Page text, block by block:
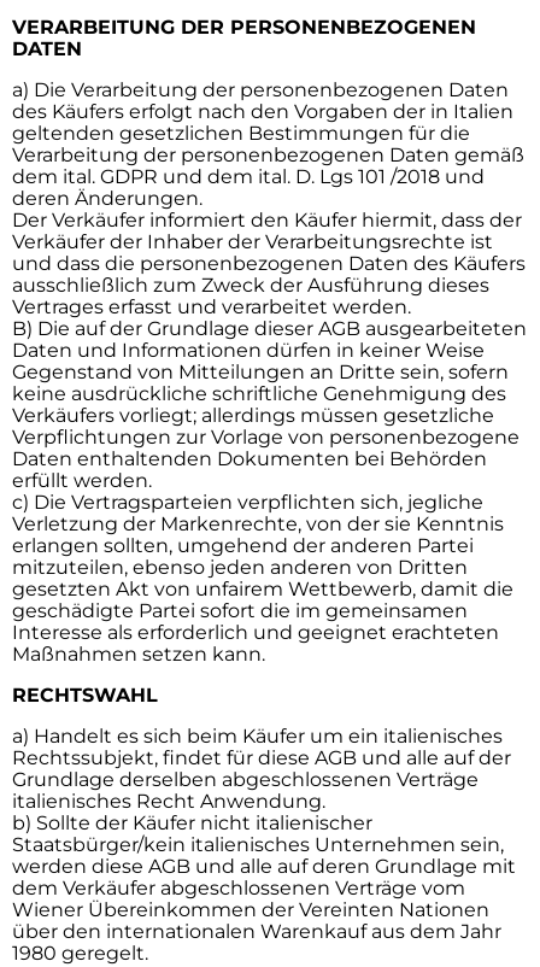
VERARBEITUNG DER PERSONENBEZOGENEN
DATEN
a) Die Verarbeitung der personenbezogenen Daten
des Käufers erfolgt nach den Vorgaben der in Italien
geltenden gesetzlichen Bestimmungen für die
Verarbeitung der personenbezogenen Daten gemäß
dem ital. GDPR und dem ital. D. Lgs 101 /2018 und
deren Änderungen.
Der Verkäufer informiert den Käufer hiermit, dass der
Verkäufer der Inhaber der Verarbeitungsrechte ist
und dass die personenbezogenen Daten des Käufers
ausschließlich zum Zweck der Ausführung dieses
Vertrages erfasst und verarbeitet werden.
B) Die auf der Grundlage dieser AGB ausgearbeiteten
Daten und Informationen dürfen in keiner Weise
Gegenstand von Mitteilungen an Dritte sein, sofern
keine ausdrückliche schriftliche Genehmigung des
Verkäufers vorliegt; allerdings müssen gesetzliche
Verpflichtungen zur Vorlage von personenbezogene
Daten enthaltenden Dokumenten bei Behörden
erfüllt werden.
c) Die Vertragsparteien verpflichten sich, jegliche
Verletzung der Markenrechte, von der sie Kenntnis
erlangen sollten, umgehend der anderen Partei
mitzuteilen, ebenso jeden anderen von Dritten
gesetzten Akt von unfairem Wettbewerb, damit die
geschädigte Partei sofort die im gemeinsamen
Interesse als erforderlich und geeignet erachteten
Maßnahmen setzen kann.
RECHTSWAHL
a) Handelt es sich beim Käufer um ein italienisches
Rechtssubjekt, findet für diese AGB und alle auf der
Grundlage derselben abgeschlossenen Verträge
italienisches Recht Anwendung.
b) Sollte der Käufer nicht italienischer
Staatsbürger/kein italienisches Unternehmen sein,
werden diese AGB und alle auf deren Grundlage mit
dem Verkäufer abgeschlossenen Verträge vom
Wiener Übereinkommen der Vereinten Nationen
über den internationalen Warenkauf aus dem Jahr
1980 geregelt.